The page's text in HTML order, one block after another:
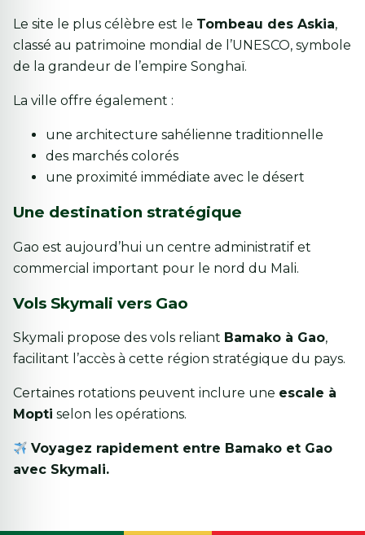
Le site le plus célèbre est le Tombeau des Askia,
classé au patrimoine mondial de l’UNESCO, symbole
de la grandeur de l’empire Songhaï.
La ville offre également :
une architecture sahélienne traditionnelle
des marchés colorés
une proximité immédiate avec le désert
Une destination stratégique
Gao est aujourd’hui un centre administratif et
commercial important pour le nord du Mali.
Vols Skymali vers Gao
Skymali propose des vols reliant Bamako à Gao,
facilitant l’accès à cette région stratégique du pays.
Certaines rotations peuvent inclure une escale à
Mopti selon les opérations.
Voyagez rapidement entre Bamako et Gao
avec Skymali.